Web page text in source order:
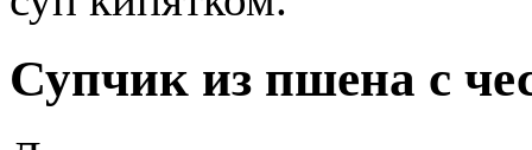
Супчик из пшена с